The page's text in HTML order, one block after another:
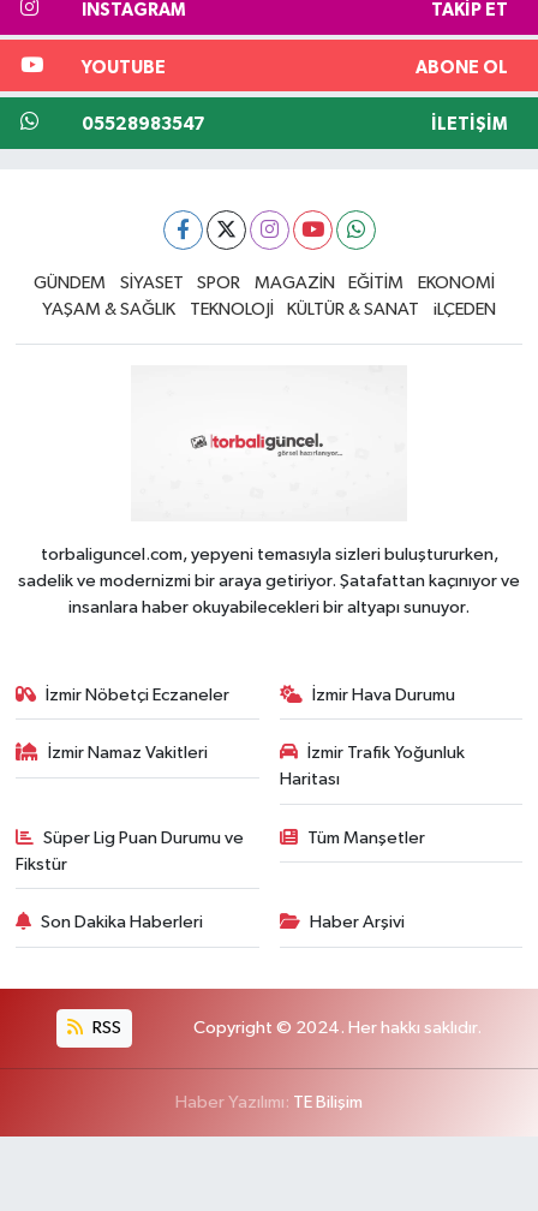
INSTAGRAM TAKIP ET
YOUTUBE ABONE OL
05528983547 İLETIŞIM
GÜNDEM SİYASET SPOR MAGAZİN EĞİTİM
EKONOMİ
YAŞAM & SAĞLIK
TEKNOLOJİ KÜLTÜR & SANAT iLÇEDEN
torbaliguncel.com, yepyeni temasıyla sizleri buluştururken,
sadelik ve modernizmi bir araya getiriyor. Şatafattan kaçınıyor ve
insanlara haber okuyabilecekleri bir altyapı sunuyor.
İzmir Nöbetçi Eczaneler İzmir Hava Durumu
İzmir Namaz Vakitleri
İzmir Trafik Yoğunluk
Haritası
Süper Lig Puan Durumu ve
Fikstür
Tüm Manşetler
Son Dakika Haberleri Haber Arşivi
RSS Copyright © 2024. Her hakkı saklıdır.
Haber Yazılımı: TE Bilişim